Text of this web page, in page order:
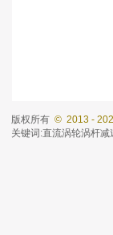
版权所有© 2013 -
关键词:直流涡轮涡杆减